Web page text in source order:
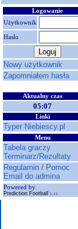
Logowanie
Użytkownik
Hasło
Nowy użytkownik
Zapomniałem hasła
Aktualny czas
05:07
Linki
Typer Niebiescy.pl
Menu
Tabela graczy
Terminarz/Rezultaty
Regulamin / Pomoc
Email do admina
Powered by
Prediction Football 1.11